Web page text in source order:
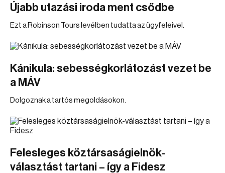
Újabb utazási iroda ment csődbe
Ezt a Robinson Tours levélben tudatta az ügyfeleivel.
Kánikula: sebességkorlátozást vezet be
a MÁV
Dolgoznak a tartós megoldásokon.
Felesleges köztársaságielnök-
választást tartani – így a Fidesz